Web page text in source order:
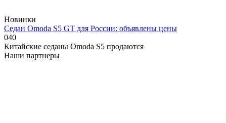
Новинки
Седан Omoda S5 GT для России: объявлены цены
040
Китайские седаны Omoda S5 продаются
Наши партнеры